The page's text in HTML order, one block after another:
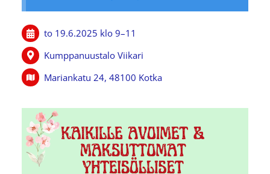
to 19.6.2025 klo 9–11
Kumppanuustalo Viikari
Mariankatu 24, 48100 Kotka